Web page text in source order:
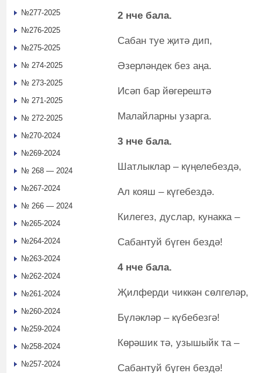
2 нче бала.
Сабан туе җитә дип,
Әзерләндек без аңа.
Исәп бар йөгерештә
Малайларны узарга.
3 нче бала.
Шатлыклар – күңелебездә,
Ал кояш – күгебездә.
Килегез, дуслар, кунакка –
Сабантуй бүген бездә!
4 нче бала.
Җилферди чиккән сөлгеләр,
Бүләкләр – күбебезгә!
Көрәшик тә, узышыйк та –
Сабантуй бүген бездә!
№277-2025
№276-2025
№275-2025
№ 274-2025
№ 273-2025
№ 271-2025
№ 272-2025
№270-2024
№269-2024
№ 268 — 2024
№267-2024
№ 266 — 2024
№265-2024
№264-2024
№263-2024
№262-2024
№261-2024
№260-2024
№259-2024
№258-2024
№257-2024